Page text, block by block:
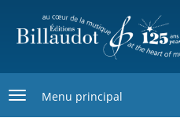
contenu
Menu principal